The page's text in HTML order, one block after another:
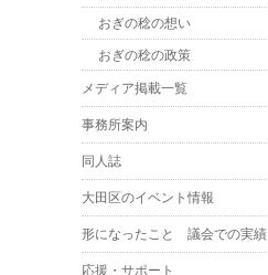
おぎの稔の想い
おぎの稔の政策
メディア掲載一覧
事務所案内
同人誌
大田区のイベント情報
形になったこと 議会での実績
応援・サポート